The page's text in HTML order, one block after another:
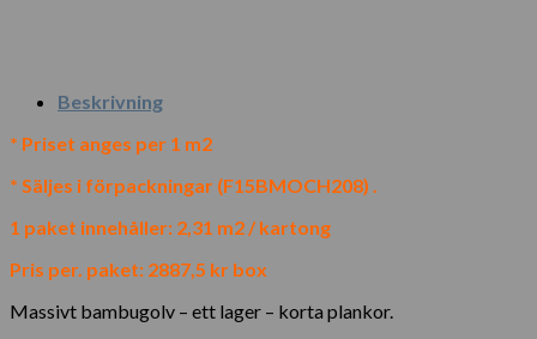
Beskrivning
* Priset anges per 1 m2
* Säljes i förpackningar (F15BMOCH208) .
1 paket innehåller: 2,31 m2 / kartong
Pris per. paket: 2887,5 kr box
Massivt bambugolv – ett lager – korta plankor.